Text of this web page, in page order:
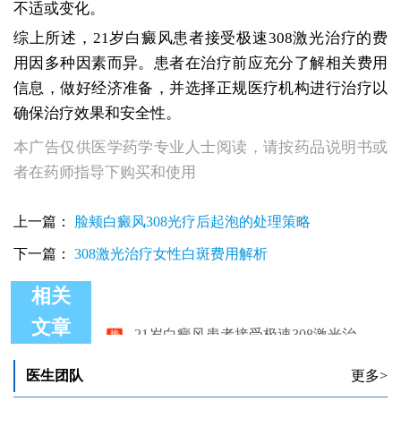
不适或变化。
综上所述，21岁白癜风患者接受极速308激光治疗的费
用因多种因素而异。患者在治疗前应充分了解相关费用
信息，做好经济准备，并选择正规医疗机构进行治疗以
确保治疗效果和安全性。
本广告仅供医学药学专业人士阅读，请按药品说明书或
者在药师指导下购买和使用
上一篇： 脸颊白癜风308光疗后起泡的处理策略
下一篇： 308激光治疗女性白斑费用解析
相关
文章
医生团队 更多>